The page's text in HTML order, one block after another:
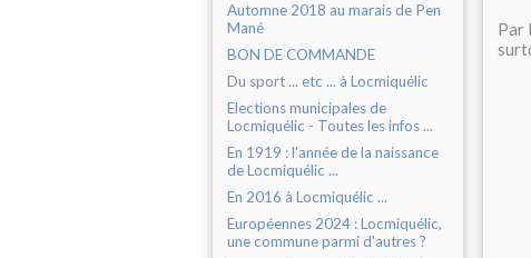
Automne 2018 au marais de Pen
Mané
BON DE COMMANDE
Du sport ... etc ... à Locmiquélic
Elections municipales de
Locmiquélic - Toutes les infos ...
En 1919 : l'année de la naissance
de Locmiquélic ...
En 2016 à Locmiquélic ...
Européennes 2024 : Locmiquélic,
une commune parmi d'autres ?
Par